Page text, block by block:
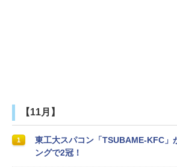
【11月】
1
東工大スパコン「TSUBAME-KFC」
ングで2冠！